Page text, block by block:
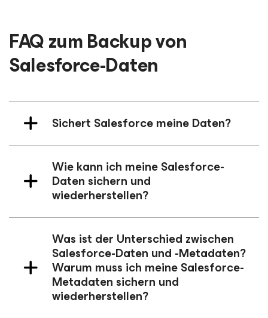
FAQ zum Backup von
Salesforce-Daten
Sichert Salesforce meine Daten?
Wie kann ich meine Salesforce-
Daten sichern und
wiederherstellen?
Was ist der Unterschied zwischen
Salesforce-Daten und -Metadaten?
Warum muss ich meine Salesforce-
Metadaten sichern und
wiederherstellen?